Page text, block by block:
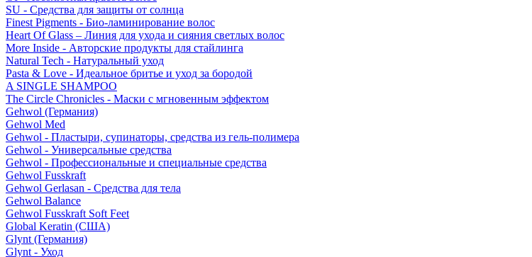
SU - Средства для защиты от солнца
Finest Pigments - Био-ламинирование волос
Heart Of Glass – Линия для ухода и сияния светлых волос
More Inside - Авторские продукты для стайлинга
Natural Tech - Натуральный уход
Pasta & Love - Идеальное бритье и уход за бородой
A SINGLE SHAMPOO
The Circle Chronicles - Маски с мгновенным эффектом
Gehwol (Германия)
Gehwol Med
Gehwol - Пластыри, супинаторы, средства из гель-полимера
Gehwol - Универсальные средства
Gehwol - Профессиональные и специальные средства
Gehwol Fusskraft
Gehwol Gerlasan - Средства для тела
Gehwol Balance
Gehwol Fusskraft Soft Feet
Global Keratin (США)
Glynt (Германия)
Glynt - Уход